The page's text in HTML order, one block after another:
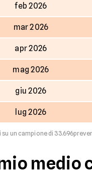
feb 2026
mar 2026
apr 2026
mag 2026
giu 2026
lug 2026
su un campione di
medio